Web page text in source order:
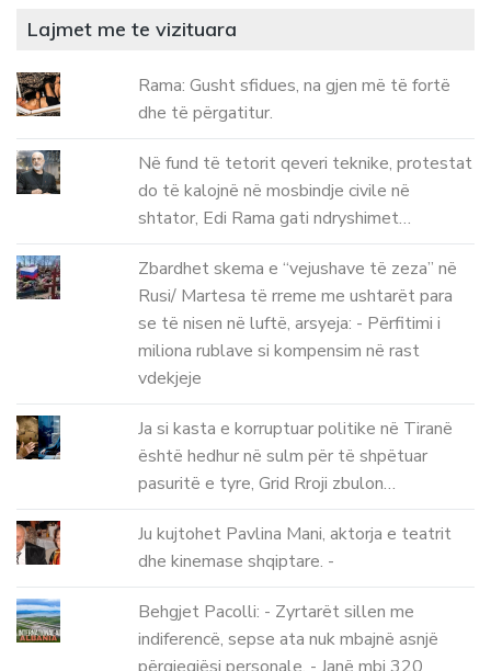
Lajmet me te vizituara
Rama: Gusht sfidues, na gjen më të fortë
dhe të përgatitur.
Në fund të tetorit qeveri teknike, protestat
do të kalojnë në mosbindje civile në
shtator, Edi Rama gati ndryshimet…
Zbardhet skema e “vejushave të zeza” në
Rusi/ Martesa të rreme me ushtarët para
se të nisen në luftë, arsyeja: - Përfitimi i
miliona rublave si kompensim në rast
vdekjeje
Ja si kasta e korruptuar politike në Tiranë
është hedhur në sulm për të shpëtuar
pasuritë e tyre, Grid Rroji zbulon…
Ju kujtohet Pavlina Mani, aktorja e teatrit
dhe kinemase shqiptare. -
Behgjet Pacolli: - Zyrtarët sillen me
indiferencë, sepse ata nuk mbajnë asnjë
përgjegjësi personale. - Janë mbi 320